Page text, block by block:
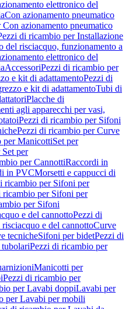
elettronico del
Con azionamento pneumatico
azionamento pneumatico
di ricambio per Installazione
del risciacquo, funzionamento a
elettronico del
AccessoriPezzi di ricambio per
e kit di adattamentoPezzi di
e kit di adattamentoTubi di
Placche di
agli apparecchi per vasi,
Pezzi di ricambio per Sifoni
Pezzi di ricambio per Curve
per ManicottiSet per
per
per CannottiRaccordi in
in PVCMorsetti e cappucci di
ricambio per Sifoni per
ricambio per Sifoni per
per Sifoni
e del cannottoPezzi di
e del cannottoCurve
tecnicheSifoni per bidetPezzi di
Pezzi di ricambio per
Manicotti per
Pezzi di ricambio per
per Lavabi doppiLavabi per
per Lavabi per mobili